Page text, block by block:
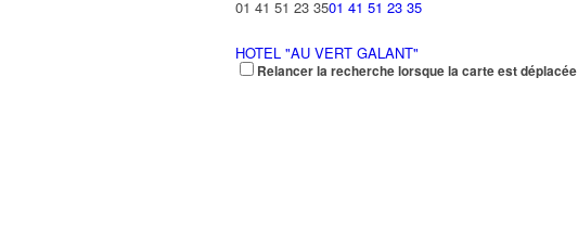
01 41 51 23 3501 41 51 23 35
HOTEL "AU VERT GALANT"
7 Avenue de la Gare 93420 VILLEPINTE 0.02 km
Relancer la recherche lorsque la carte est déplacée